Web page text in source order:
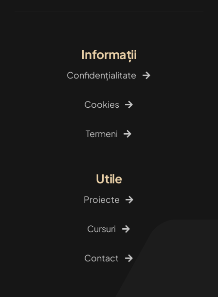
Informații
Confidențialitate
Cookies
Termeni
Utile
Proiecte
Cursuri
Contact